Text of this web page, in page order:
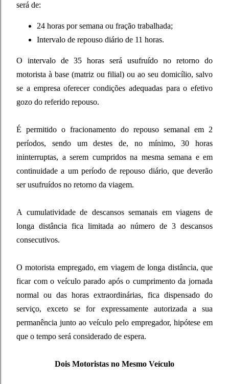
será de:
24 horas por semana ou fração trabalhada;
Intervalo de repouso diário de 11 horas.
O intervalo de 35 horas será usufruído no retorno do
motorista à base (matriz ou filial) ou ao seu domicílio, salvo
se a empresa oferecer condições adequadas para o efetivo
gozo do referido repouso.
É permitido o fracionamento do repouso semanal em 2
períodos, sendo um destes de, no mínimo, 30 horas
ininterruptas, a serem cumpridos na mesma semana e em
continuidade a um período de repouso diário, que deverão
ser usufruídos no retorno da viagem.
A cumulatividade de descansos semanais em viagens de
longa distância fica limitada ao número de 3 descansos
consecutivos.
O motorista empregado, em viagem de longa distância, que
ficar com o veículo parado após o cumprimento da jornada
normal ou das horas extraordinárias, fica dispensado do
serviço, exceto se for expressamente autorizada a sua
permanência junto ao veículo pelo empregador, hipótese em
que o tempo será considerado de espera.
Dois Motoristas no Mesmo Veículo